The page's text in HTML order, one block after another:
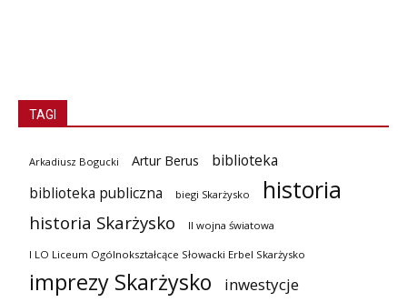
TAGI
Arkadiusz Bogucki Artur Berus
biblioteka
biblioteka publiczna
biegi Skarżysko historia
historia Skarżysko II wojna światowa
I LO Liceum Ogólnokształcące Słowacki Erbel Skarżysko
imprezy Skarżysko inwestycje